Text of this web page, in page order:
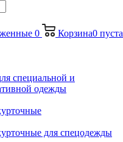
0 Корзина0 пуста
специальной и
одежды
для спецодежды